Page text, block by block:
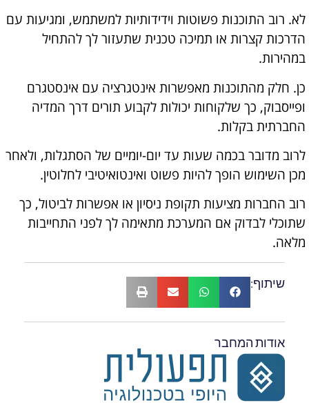
לא. רוב התוכנות פשוטות וידידותיות למשתמש, ומגיעות עם
הדרכות קצרות או תמיכה טכנית שתעזור לך להתחיל
במהירות.
כן. חלק מהתוכנות מאפשרות אינטגרציה עם אינסטגרם
ופייסבוק, כך שלקוחות יכולות לקבוע תורים דרך המדיה
החברתית בקלות.
לרוב מדובר בכמה שעות עד יום-יומיים של הסתגלות, ולאחר
מכן השימוש הופך להיות פשוט ואינטואיטיבי לחלוטין.
רוב החברות מציעות תקופת ניסיון או אפשרות לביטול, כך
שתוכלי לבדוק אם המערכת מתאימה לך לפני התחייבות
מלאה.
שיתוף:
אודות המחבר